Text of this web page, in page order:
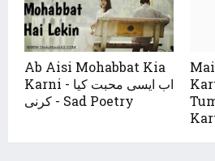
Ab Aisi Mohabbat Kia
Karni - اب ایسی محبت کیا
کرنی - Sad Poetry